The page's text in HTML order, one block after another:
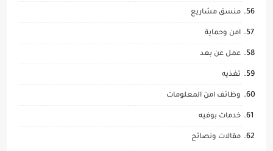
منسق مشاريع
امن وحماية
عمل عن بعد
تغذيه
وظائف امن المعلومات
خدمات بوفيه
مقالات ونصائح